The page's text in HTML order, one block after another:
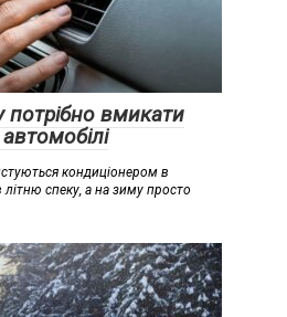
вмикати
кондиціонером в
спеку, а на зиму просто